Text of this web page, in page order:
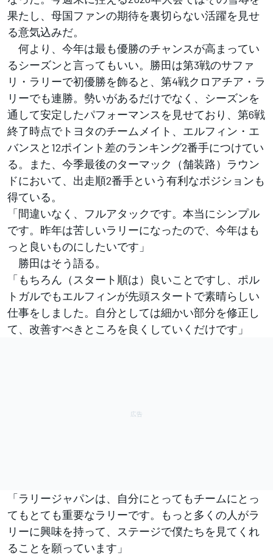
果たし、母国ファンの期待を裏切らない活躍を見せ
る意気込みだ。
何より、今年は最も優勝のチャンスが高まってい
るシーズンと言ってもいい。勝田は第3戦のサファ
リ・ラリーで初優勝を飾ると、第4戦クロアチア・ラ
リーでも連勝。勢いがあるだけでなく、シーズンを
通して安定したパフォーマンスを見せており、第6戦
終了時点でトヨタのチームメイト、エルフィン・エ
バンスと12ポイント差のランキング2番手につけてい
る。また、今季最後のターマック（舗装路）ラウン
ドにおいて、出走順2番手という有利なポジションも
得ている。
「間違いなく、フルアタックです。本当にシンプル
です。昨年は苦しいラリーになったので、今年はも
っと良いものにしたいです」
勝田はそう語る。
「もちろん（スタート順は）良いことですし、ポル
トガルでもエルフィンが先頭スタートで素晴らしい
仕事をしました。自分としては細かい部分を修正し
て、改善すべきところを良くしていくだけです」
「ラリージャパンは、自分にとってもチームにとっ
てもとても重要なラリーです。もっと多くの人がラ
リーに興味を持って、ステージで僕たちを見てくれ
ることを願っています」